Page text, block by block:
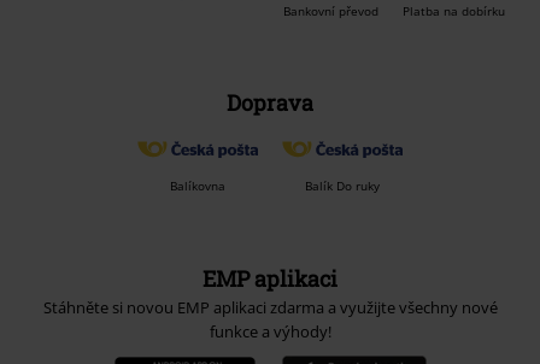
Bankovní převod Platba na dobírku
Doprava
Balíkovna Balík Do ruky
EMP aplikaci
Stáhněte si novou EMP aplikaci zdarma a využijte všechny nové
funkce a výhody!